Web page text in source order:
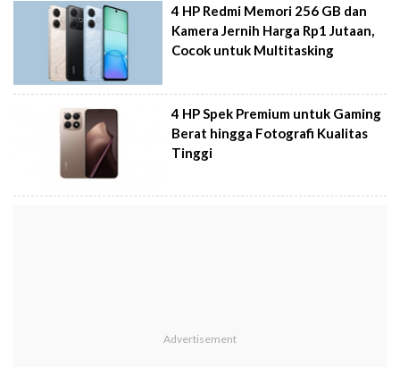
4 HP Redmi Memori 256 GB dan
Kamera Jernih Harga Rp1 Jutaan,
Cocok untuk Multitasking
4 HP Spek Premium untuk Gaming
Berat hingga Fotografi Kualitas
Tinggi